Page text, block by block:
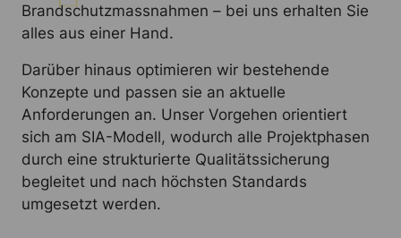
Brandschutzmassnahmen – bei uns erhalten Sie
alles aus einer Hand.
Darüber hinaus optimieren wir bestehende
Konzepte und passen sie an aktuelle
Anforderungen an. Unser Vorgehen orientiert
sich am SIA-Modell, wodurch alle Projektphasen
durch eine strukturierte Qualitätssicherung
begleitet und nach höchsten Standards
umgesetzt werden.